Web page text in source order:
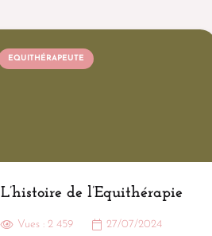
EQUITHÉRAPEUTE
L’histoire de l’Equithérapie
Vues :2 459 27/07/2024